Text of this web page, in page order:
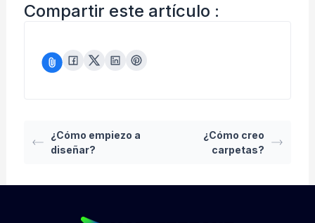
Compartir este artículo :
¿Cómo empiezo a
diseñar?
¿Cómo creo
carpetas?